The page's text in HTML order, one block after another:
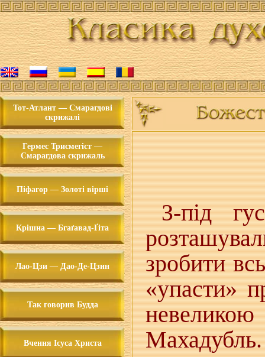
Тот-Атлант — Смарагдові
скрижалі
Гермес Трисмегіст —
Смарагдова скрижаль
Піфагор — Золоті вірші
Крішна — Бгаґавад-Ґіта
Лао-Цзи — Дао-Де-Цзин
Так говорив Будда
Вчення Ісуса Христа
З-під
зробити
«упасти»
Махадубль.